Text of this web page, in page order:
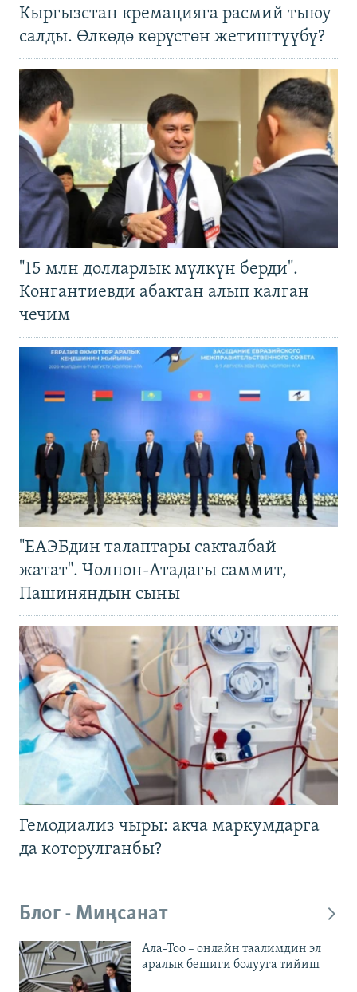
Кыргызстан кремацияга расмий тыюу
салды. Өлкөдө көрүстөн жетиштүүбү?
"15 млн долларлык мүлкүн берди".
Конгантиевди абактан алып калган
чечим
"ЕАЭБдин талаптары сакталбай
жатат". Чолпон-Атадагы саммит,
Пашиняндын сыны
Гемодиализ чыры: акча маркумдарга
да которулганбы?
Блог - Миңсанат
Ала-Тоо – онлайн таалимдин эл
аралык бешиги болууга тийиш